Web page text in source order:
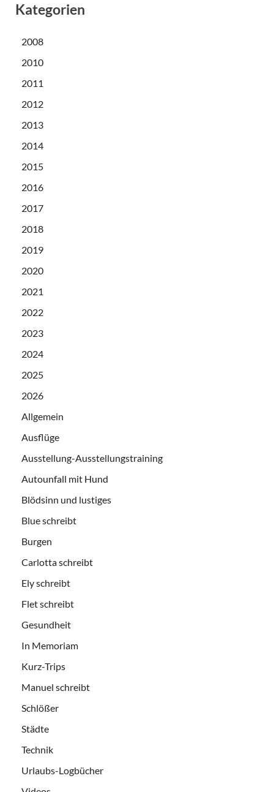
Kategorien
2008
2010
2011
2012
2013
2014
2015
2016
2017
2018
2019
2020
2021
2022
2023
2024
2025
2026
Allgemein
Ausflüge
Ausstellung-Ausstellungstraining
Autounfall mit Hund
Blödsinn und lustiges
Blue schreibt
Burgen
Carlotta schreibt
Ely schreibt
Flet schreibt
Gesundheit
In Memoriam
Kurz-Trips
Manuel schreibt
Schlößer
Städte
Technik
Urlaubs-Logbücher